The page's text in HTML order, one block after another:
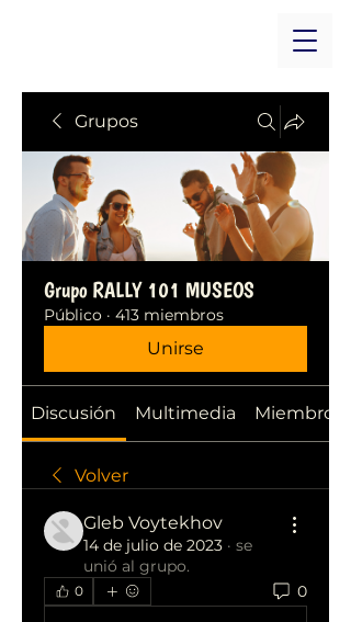
Grupos
Grupo RALLY 101 MUSEOS
Público · 413 miembros
Unirse
Discusión Multimedia Miembros
Volver
Gleb Voytekhov
14 de julio de 2023 · se
unió al grupo.
0 0